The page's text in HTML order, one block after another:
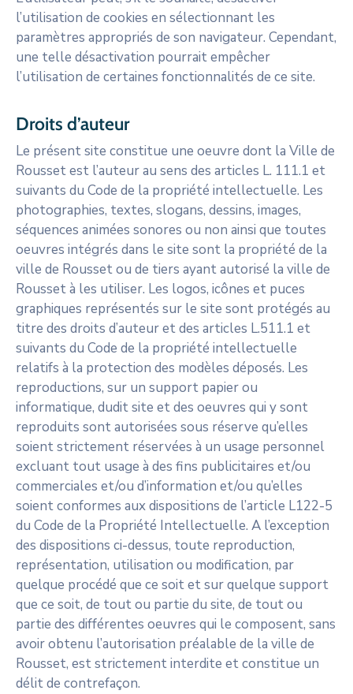
l’utilisation de cookies en sélectionnant les
paramètres appropriés de son navigateur. Cependant,
une telle désactivation pourrait empêcher
l’utilisation de certaines fonctionnalités de ce site.
Droits d’auteur
Le présent site constitue une oeuvre dont la Ville de
Rousset est l’auteur au sens des articles L. 111.1 et
suivants du Code de la propriété intellectuelle. Les
photographies, textes, slogans, dessins, images,
séquences animées sonores ou non ainsi que toutes
oeuvres intégrés dans le site sont la propriété de la
ville de Rousset ou de tiers ayant autorisé la ville de
Rousset à les utiliser. Les logos, icônes et puces
graphiques représentés sur le site sont protégés au
titre des droits d’auteur et des articles L.511.1 et
suivants du Code de la propriété intellectuelle
relatifs à la protection des modèles déposés. Les
reproductions, sur un support papier ou
informatique, dudit site et des oeuvres qui y sont
reproduits sont autorisées sous réserve qu’elles
soient strictement réservées à un usage personnel
excluant tout usage à des fins publicitaires et/ou
commerciales et/ou d’information et/ou qu’elles
soient conformes aux dispositions de l’article L122-5
du Code de la Propriété Intellectuelle. A l’exception
des dispositions ci-dessus, toute reproduction,
représentation, utilisation ou modification, par
quelque procédé que ce soit et sur quelque support
que ce soit, de tout ou partie du site, de tout ou
partie des différentes oeuvres qui le composent, sans
avoir obtenu l’autorisation préalable de la ville de
Rousset, est strictement interdite et constitue un
délit de contrefaçon.